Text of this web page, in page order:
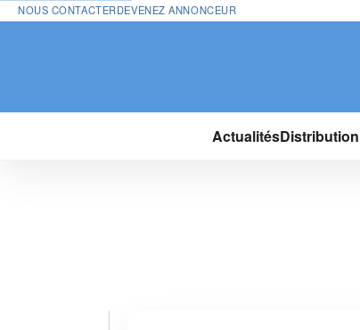
NOUS CONTACTERDEVENEZ ANNONCEUR
ActualitésDistribution